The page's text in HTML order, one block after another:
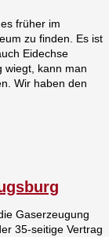
früher im
zu finden. Es ist
Eidechse
wiegt, kann man
Wir haben den
Gaserzeugung
35-seitige Vertrag